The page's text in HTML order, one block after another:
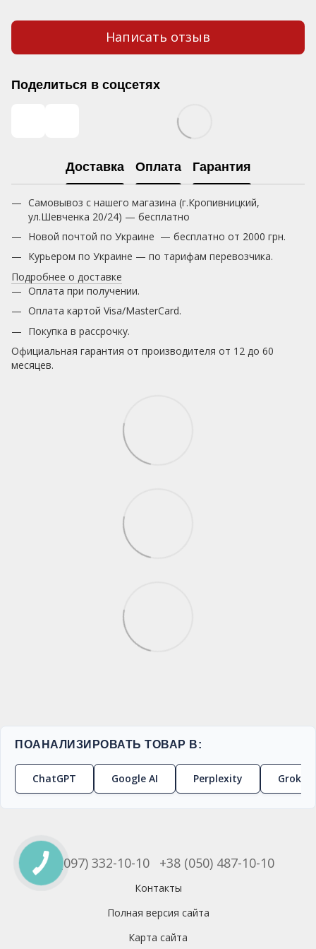
Написать отзыв
Поделиться в соцсетях
Доставка Оплата Гарантия
Самовывоз с нашего магазина (г.Кропивницкий,
ул.Шевченка 20/24) — бесплатно
Новой почтой по Украине — бесплатно от 2000 грн.
Курьером по Украине — по тарифам перевозчика.
Подробнее о доставке
Оплата при получении.
Оплата картой Visa/MasterCard.
Покупка в рассрочку.
Официальная гарантия от производителя от 12 до 60
месяцев.
ПОАНАЛИЗИРОВАТЬ ТОВАР В:
ChatGPT Google AI Perplexity Grok
+38 (097) 332-10-10 +38 (050) 487-10-10
Контакты
Полная версия сайта
Карта сайта